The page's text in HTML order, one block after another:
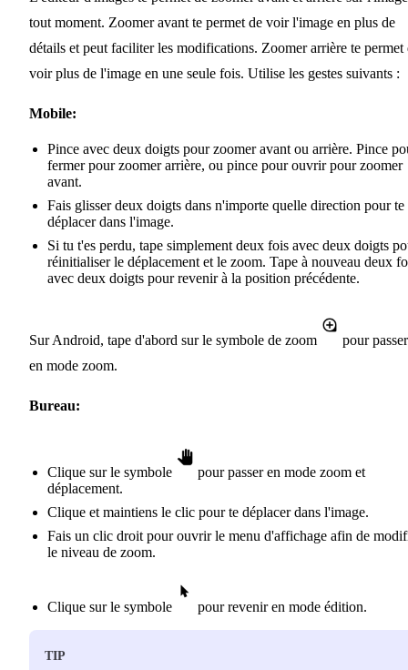
tout moment. Zoomer avant te permet de voir l'image en plus de
détails et peut faciliter les modifications. Zoomer arrière te permet
voir plus de l'image en une seule fois. Utilise les gestes suivants :
Mobile:
Pince avec deux doigts pour zoomer avant ou arrière. Pince
fermer pour zoomer arrière, ou pince pour ouvrir pour zoomer
avant.
Fais glisser deux doigts dans n'importe quelle direction pour te
déplacer dans l'image.
Si tu t'es perdu, tape simplement deux fois avec deux doigts
réinitialiser le déplacement et le zoom. Tape à nouveau deux
avec deux doigts pour revenir à la position précédente.
Sur Android, tape d'abord sur le symbole de zoom
pour passer
en mode zoom.
Bureau:
Clique sur le symbole
pour passer en mode zoom et
déplacement.
Clique et maintiens le clic pour te déplacer dans l'image.
Fais un clic droit pour ouvrir le menu d'affichage afin de
le niveau de zoom.
Clique sur le symbole pour revenir en mode édition.
TIP